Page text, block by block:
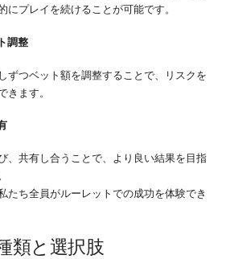
にプレイを続けることが可能です。
調整
ずつベット額を調整することで、リスクを
ます。
、共有し合うことで、より良い結果を目指
たち全員がルーレットでの成功を体験でき
類と選択肢